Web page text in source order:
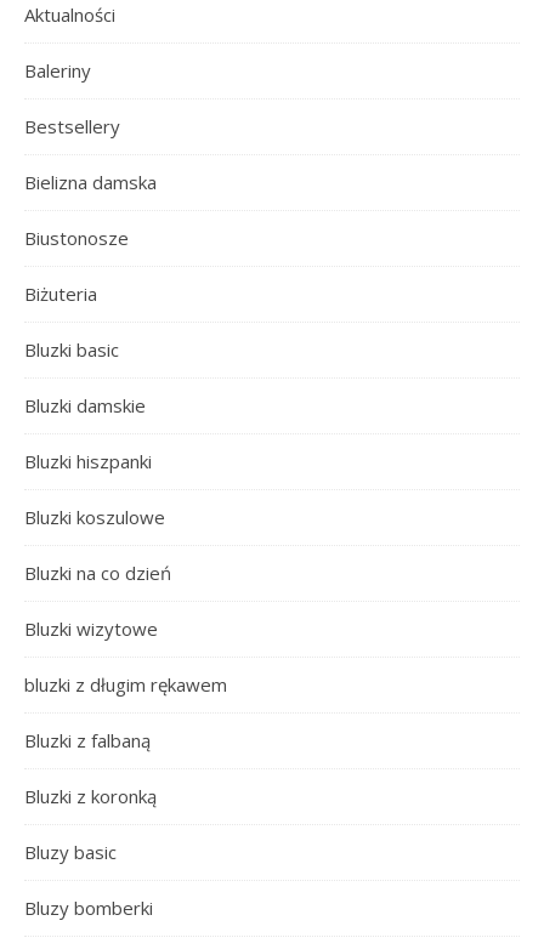
Aktualności
Baleriny
Bestsellery
Bielizna damska
Biustonosze
Biżuteria
Bluzki basic
Bluzki damskie
Bluzki hiszpanki
Bluzki koszulowe
Bluzki na co dzień
Bluzki wizytowe
bluzki z długim rękawem
Bluzki z falbaną
Bluzki z koronką
Bluzy basic
Bluzy bomberki